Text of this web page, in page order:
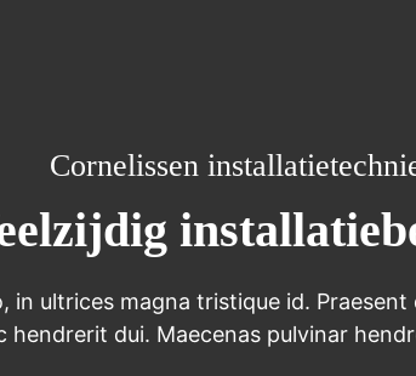
Cornelissen
in ultrices magna tristique id.
hendrerit dui. Maecenas pulvinar